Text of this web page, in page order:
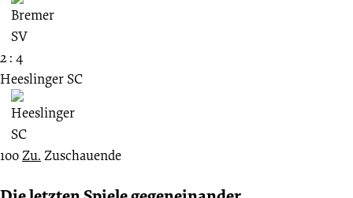
2 : 4
Heeslinger SC
100Zu. Zuschauende